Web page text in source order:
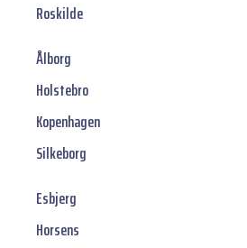
Roskilde
Ålborg
Holstebro
Kopenhagen
Silkeborg
Esbjerg
Horsens